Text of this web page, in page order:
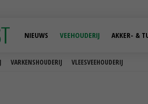
VARKENSHOUDERIJ VLEESVEEHOUDERIJ
NIEUWS VEEHOUDERIJ AKKER- &